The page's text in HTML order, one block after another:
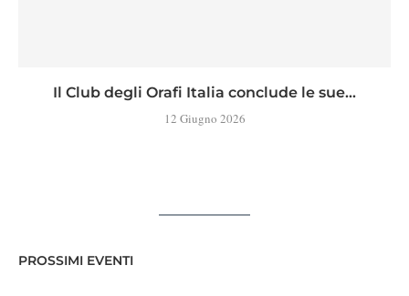
Il Club degli Orafi Italia conclude le sue...
12 Giugno 2026
PROSSIMI EVENTI